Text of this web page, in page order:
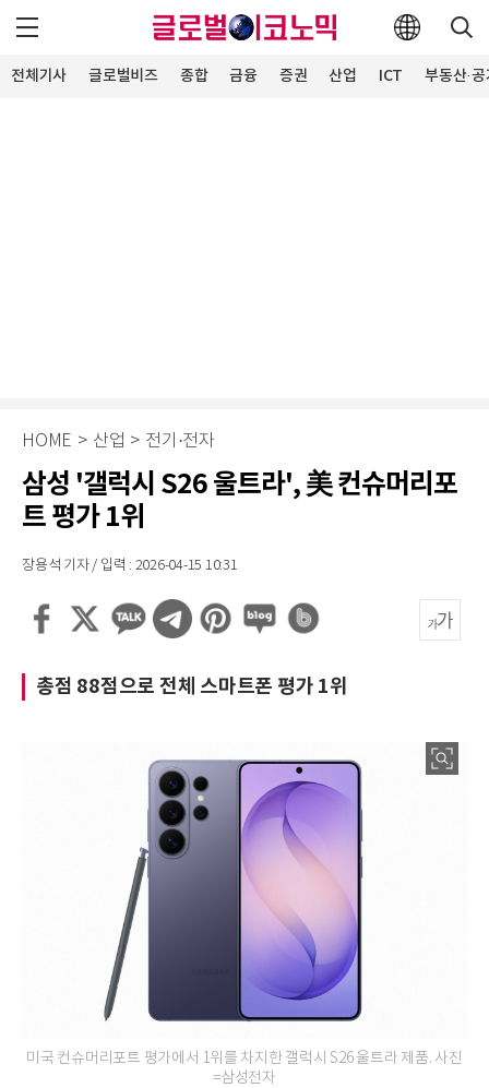
전체기사 글로벌비즈 종합 금융 증권 산업 ICT 부동산·
HOME > 산업 > 전기·전자
삼성 '갤럭시 S26 울트라', 美 컨슈머리포
트 평가 1위
장용석 기자 / 입력 : 2026-04-15 10:31
총점 88점으로 전체 스마트폰 평가 1위
미국 컨슈머리포트 평가에서 1위를 차지한 갤럭시 S26 울트라 제품. 사진
=삼성전자